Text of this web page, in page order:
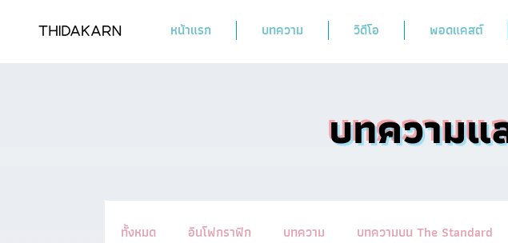
หน้าแรก บทความ วิดีโอ พอดแคสต์
บทความแ
ทั้งหมด อินโฟกราฟิก บทความ บทความบน The Standard